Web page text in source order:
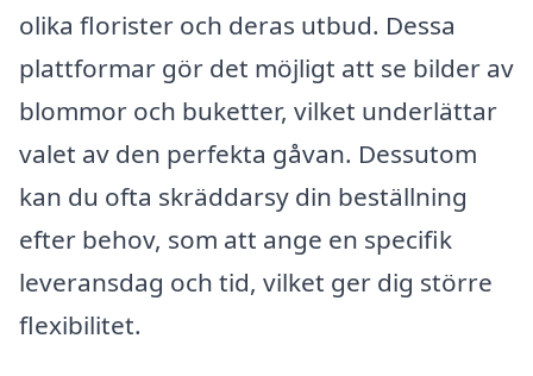
olika florister och deras utbud. Dessa
plattformar gör det möjligt att se bilder av
blommor och buketter, vilket underlättar
valet av den perfekta gåvan. Dessutom
kan du ofta skräddarsy din beställning
efter behov, som att ange en specifik
leveransdag och tid, vilket ger dig större
flexibilitet.